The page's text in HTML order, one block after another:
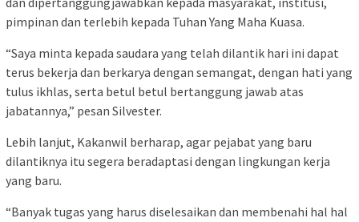
pimpinan dan terlebih kepada Tuhan Yang Maha Kuasa.
“Saya minta kepada saudara yang telah dilantik hari ini dapat
terus bekerja dan berkarya dengan semangat, dengan hati yang
tulus ikhlas, serta betul betul bertanggung jawab atas
jabatannya,” pesan Silvester.
Lebih lanjut, Kakanwil berharap, agar pejabat yang baru
dilantiknya itu segera beradaptasi dengan lingkungan kerja
yang baru.
“Banyak tugas yang harus diselesaikan dan membenahi hal hal